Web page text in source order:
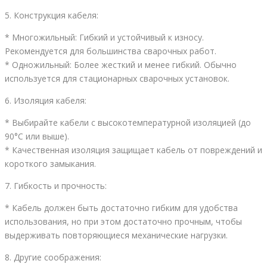
5. Конструкция кабеля:
* Многожильный: Гибкий и устойчивый к износу.
Рекомендуется для большинства сварочных работ.
* Одножильный: Более жесткий и менее гибкий. Обычно
используется для стационарных сварочных установок.
6. Изоляция кабеля:
* Выбирайте кабели с высокотемпературной изоляцией (до
90°C или выше).
* Качественная изоляция защищает кабель от повреждений и
короткого замыкания.
7. Гибкость и прочность:
* Кабель должен быть достаточно гибким для удобства
использования, но при этом достаточно прочным, чтобы
выдерживать повторяющиеся механические нагрузки.
8. Другие соображения: